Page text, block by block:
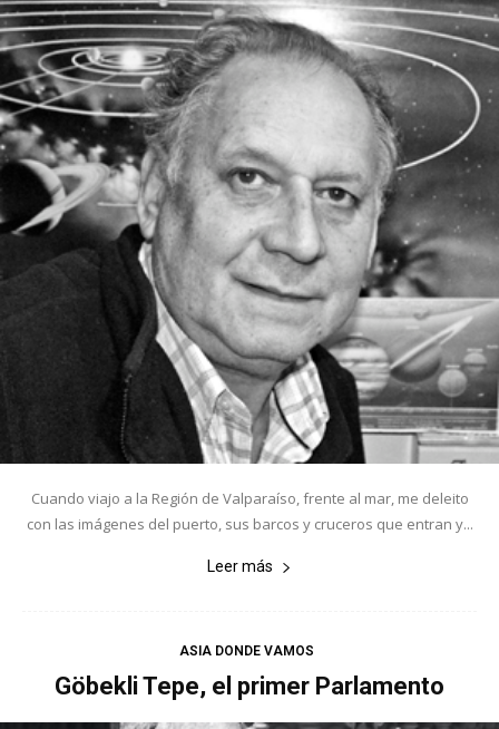
Cuando viajo a la Región de Valparaíso, frente al mar, me deleito
con las imágenes del puerto, sus barcos y cruceros que entran y...
Leer más
ASIA DONDE VAMOS
Göbekli Tepe, el primer Parlamento